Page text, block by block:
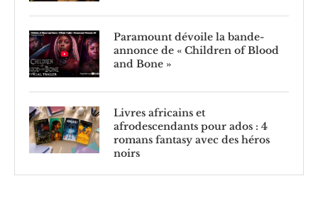
Paramount dévoile la bande-
annonce de « Children of Blood
and Bone »
Livres africains et
afrodescendants pour ados : 4
romans fantasy avec des héros
noirs